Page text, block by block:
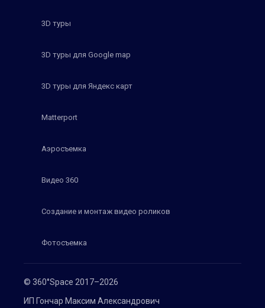
© 360°Space 2017–2026
ИП Гончар Максим Александрович
3D туры
3D туры для Google map
3D туры для Яндекс карт
Matterport
Аэросъемка
Видео 360
Создание и монтаж видео роликов
Фотосъемка